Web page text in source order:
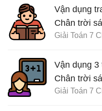
Vận dụng
Chân trời
Giải Toán 7
Vận dụng 3
Chân trời
Giải Toán 7